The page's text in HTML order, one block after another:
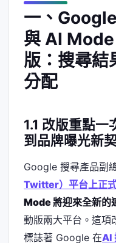
一、
與 AI
版：搜尋結
分配
1.1 改版重點
到品牌曝光新
Google 搜尋產品副
Twitter）平台上正
Mode 將迎來全新的
動版兩大平台。這項
標誌著 Google 在AI